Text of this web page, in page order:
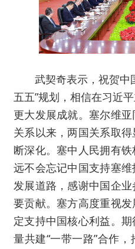
武契奇表示，祝贺中
五五”规划，相信在习近
更大发展成就。塞尔维
关系以来，两国关系取
断深化。塞中人民拥有
远不会忘记中国支持塞
发展道路，感谢中国企
要贡献。塞方高度重视
定支持中国核心利益。
量共建“一带一路”合作